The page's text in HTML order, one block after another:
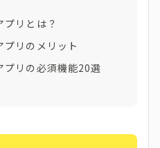
リとは？
リのメリット
プリの必須機能20選